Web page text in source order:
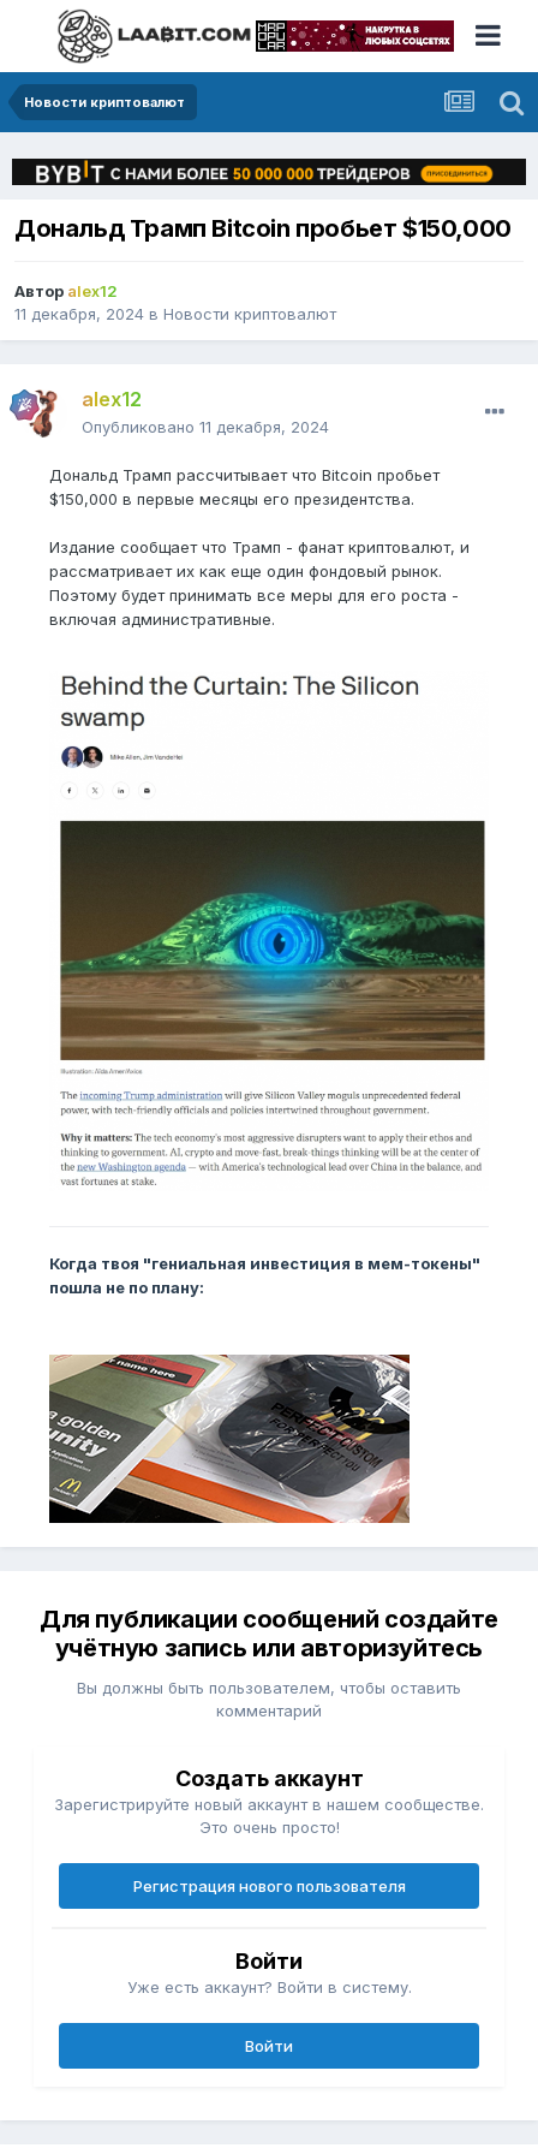
Новости криптовалют
Дональд Трамп Bitcoin пробьет $150,000
Автор alex12
11 декабря, 2024 в Новости криптовалют
alex12
Опубликовано 11 декабря, 2024
Дональд Трамп рассчитывает что Bitcoin пробьет
$150,000 в первые месяцы его президентства.
Издание сообщает что Трамп - фанат криптовалют, и
рассматривает их как еще один фондовый рынок.
Поэтому будет принимать все меры для его роста -
включая административные.
Когда твоя "гениальная инвестиция в мем-токены"
пошла не по плану:
Для публикации сообщений создайте
учётную запись или авторизуйтесь
Вы должны быть пользователем, чтобы оставить
комментарий
Создать аккаунт
Зарегистрируйте новый аккаунт в нашем сообществе.
Это очень просто!
Регистрация нового пользователя
Войти
Уже есть аккаунт? Войти в систему.
Войти